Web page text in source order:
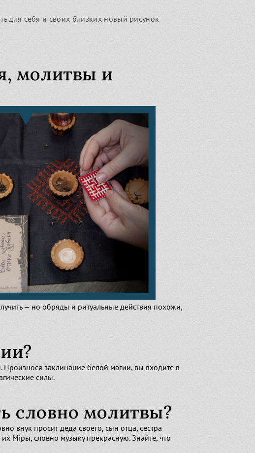
для себя и своих близких новый рисунок
молитвы и
— но обряды и ритуальные действия похожи,
Произнося заклинание белой магии, вы входите в
силы.
словно молитвы?
внук просит деда своего, сын отца, сестра
Мiры, словно музыку прекрасную. Знайте, что